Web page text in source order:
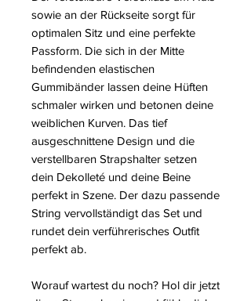
sowie an der Rückseite sorgt für
optimalen Sitz und eine perfekte
Passform. Die sich in der Mitte
befindenden elastischen
Gummibänder lassen deine Hüften
schmaler wirken und betonen deine
weiblichen Kurven. Das tief
ausgeschnittene Design und die
verstellbaren Strapshalter setzen
dein Dekolleté und deine Beine
perfekt in Szene. Der dazu passende
String vervollständigt das Set und
rundet dein verführerisches Outfit
perfekt ab.
Worauf wartest du noch? Hol dir jetzt